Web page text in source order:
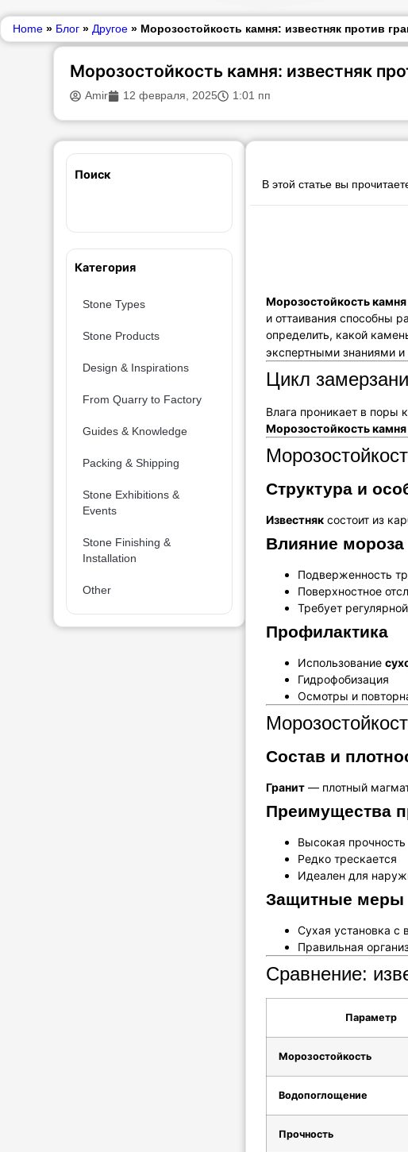
Home » Блог » Другое » Морозостойкость камня: известняк против
Морозостойкость камня: известняк
Amir 12 февраля, 2025 1:01 пп
Поиск
Категория
Stone Types
Stone Products
Design & Inspirations
From Quarry to Factory
Guides & Knowledge
Packing & Shipping
Stone Exhibitions &
Events
Stone Finishing &
Installation
Other
В этой статье вы
Морозостойкость камня
и оттаивания способны
определить, какой
экспертными знаниями
Цикл
Влага проникает в поры
Морозостойкость камня
Структура и
Известняк состоит из
Влияние мороза
Подверженность
Поверхностное
Требует
Профилактика
Использование
Гидрофобизация
Осмотры и
Состав и
Гранит — плотный
Преимущества
Высокая прочность
Редко трескается
Идеален для
Защитные меры
Сухая установка с
Правильная
Сравнение:
Параметр
Морозостойкость
Водопоглощение
Прочность